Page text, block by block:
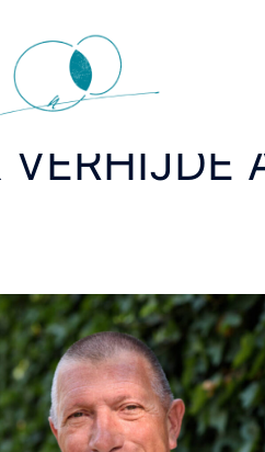
VERHIJDE